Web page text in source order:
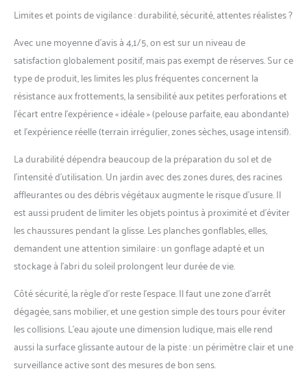
Limites et points de vigilance : durabilité, sécurité, attentes réalistes ?
Avec une moyenne d’avis à 4,1/5, on est sur un niveau de
satisfaction globalement positif, mais pas exempt de réserves. Sur ce
type de produit, les limites les plus fréquentes concernent la
résistance aux frottements, la sensibilité aux petites perforations et
l’écart entre l’expérience « idéale » (pelouse parfaite, eau abondante)
et l’expérience réelle (terrain irrégulier, zones sèches, usage intensif).
La durabilité dépendra beaucoup de la préparation du sol et de
l’intensité d’utilisation. Un jardin avec des zones dures, des racines
affleurantes ou des débris végétaux augmente le risque d’usure. Il
est aussi prudent de limiter les objets pointus à proximité et d’éviter
les chaussures pendant la glisse. Les planches gonflables, elles,
demandent une attention similaire : un gonflage adapté et un
stockage à l’abri du soleil prolongent leur durée de vie.
Côté sécurité, la règle d’or reste l’espace. Il faut une zone d’arrêt
dégagée, sans mobilier, et une gestion simple des tours pour éviter
les collisions. L’eau ajoute une dimension ludique, mais elle rend
aussi la surface glissante autour de la piste : un périmètre clair et une
surveillance active sont des mesures de bon sens.